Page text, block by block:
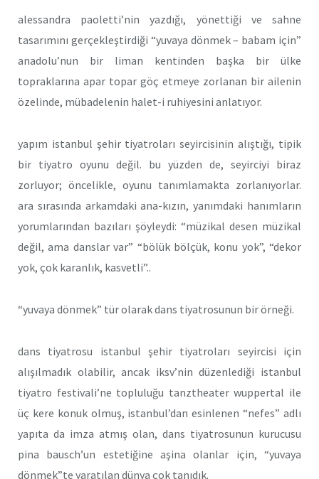
alessandra paoletti’nin yazdığı, yönettiği ve sahne
tasarımını gerçekleştirdiği “yuvaya dönmek – babam için”
anadolu’nun bir liman kentinden başka bir ülke
topraklarına apar topar göç etmeye zorlanan bir ailenin
özelinde, mübadelenin halet-i ruhiyesini anlatıyor.
yapım istanbul şehir tiyatroları seyircisinin alıştığı, tipik
bir tiyatro oyunu değil. bu yüzden de, seyirciyi biraz
zorluyor; öncelikle, oyunu tanımlamakta zorlanıyorlar.
ara sırasında arkamdaki ana-kızın, yanımdaki hanımların
yorumlarından bazıları şöyleydi: “müzikal desen müzikal
değil, ama danslar var” “bölük bölçük, konu yok”, “dekor
yok, çok karanlık, kasvetli”..
“yuvaya dönmek” tür olarak dans tiyatrosunun bir örneği.
dans tiyatrosu istanbul şehir tiyatroları seyircisi için
alışılmadık olabilir, ancak iksv’nin düzenlediği istanbul
tiyatro festivali’ne topluluğu tanztheater wuppertal ile
üç kere konuk olmuş, istanbul’dan esinlenen “nefes” adlı
yapıta da imza atmış olan, dans tiyatrosunun kurucusu
pina bausch’un estetiğine aşina olanlar için, “yuvaya
dönmek”te yaratılan dünya çok tanıdık.